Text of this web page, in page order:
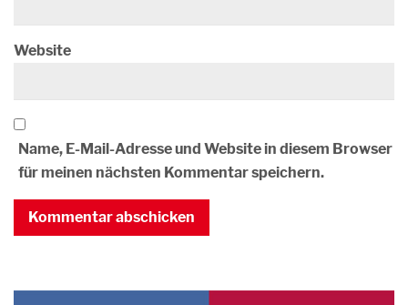
Website
Name, E-Mail-Adresse und Website in diesem Browser
für meinen nächsten Kommentar speichern.